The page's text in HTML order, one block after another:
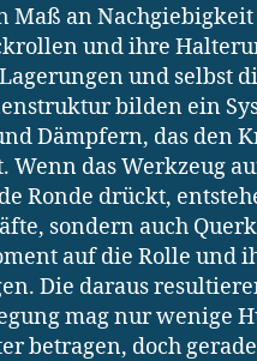
Maß an
und ihre
und selbst
bilden ein
Dämpfern, das den
Wenn das Werkzeug
Ronde drückt,
sondern auch
auf die Rolle und
Die daraus
mag nur wenige
betragen, doch